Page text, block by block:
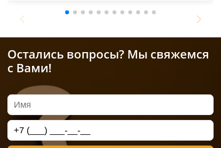
Остались вопросы? Мы свяжемся
с Вами!